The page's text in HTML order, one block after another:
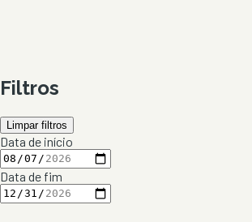
Filtros
Limpar filtros
Data de início
Data de fim